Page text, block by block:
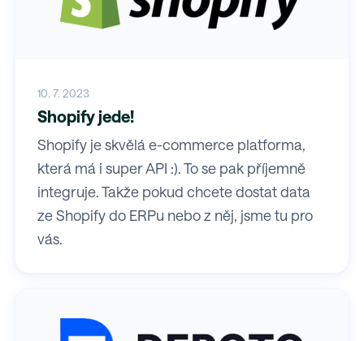
10. 7. 2023
Shopify jede!
Shopify je skvělá e-commerce platforma,
která má i super API :). To se pak příjemně
integruje. Takže pokud chcete dostat data
ze Shopify do ERPu nebo z něj, jsme tu pro
vás.